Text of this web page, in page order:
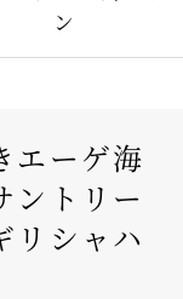
ン
エーゲ海
トリー
リシャハ